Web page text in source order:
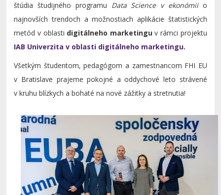
štúdia študijného programu Data Science v ekonómii o
najnovších trendoch a možnostiach aplikácie štatistických
metód v oblasti digitálneho marketinguv rámci projektu
IAB Univerzita v oblasti digitálneho marketingu.
Všetkým študentom, pedagógom a zamestnancom FHI EU
v Bratislave prajeme pokojné a oddychové leto strávené
v kruhu blízkych a bohaté na nové zážitky a stretnutia!